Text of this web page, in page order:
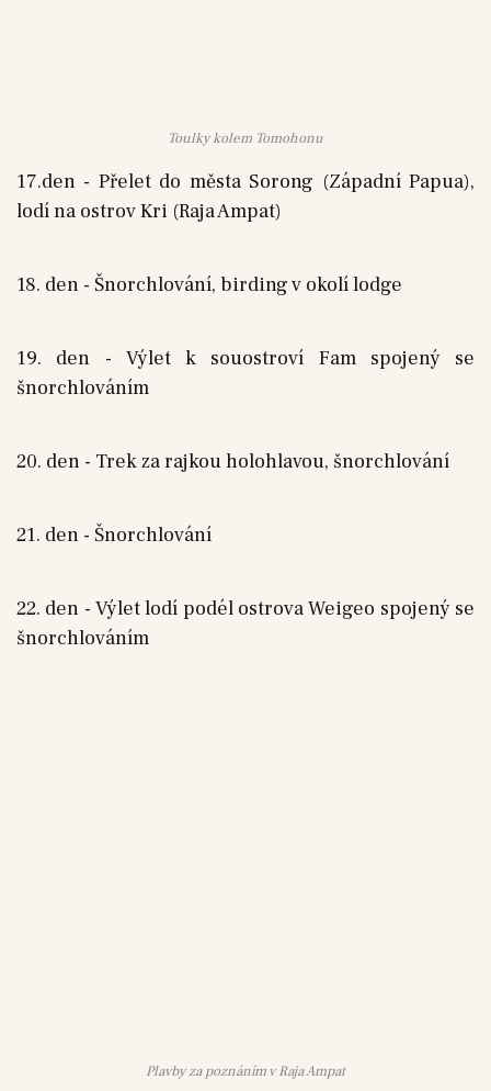
Toulky kolem Tomohonu
17.den - Přelet do města Sorong (Západní Papua),
lodí na ostrov Kri (Raja Ampat)
18. den - Šnorchlování, birding v okolí lodge
19. den - Výlet k souostroví Fam spojený se
šnorchlováním
20. den - Trek za rajkou holohlavou, šnorchlování
21. den - Šnorchlování
22. den - Výlet lodí podél ostrova Weigeo spojený se
šnorchlováním
Plavby za poznáním v Raja Ampat